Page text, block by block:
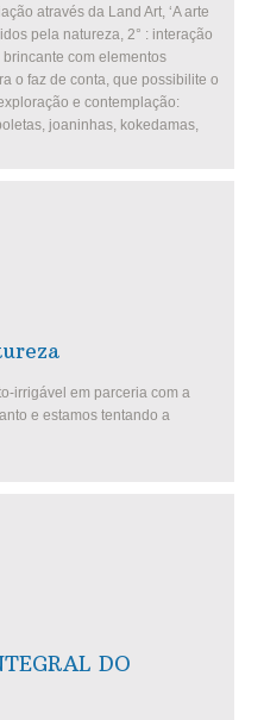
através da Land Art, ‘A arte
pela natureza, 2° : interação
com elementos
o faz de conta, que possibilite o
e contemplação:
joaninhas, kokedamas,
irrigável em parceria com a
e estamos tentando a
DO